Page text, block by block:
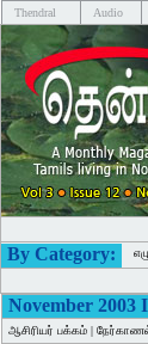
Thendral Audio
By Category:
November 2003
ஆசிரியர் பக்கம் |